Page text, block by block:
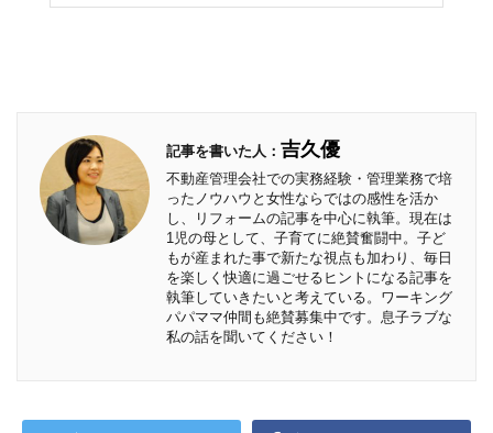
記事を書いた人： 吉久優
不動産管理会社での実務経験・管理業務で培
ったノウハウと女性ならではの感性を活か
し、リフォームの記事を中心に執筆。現在は
1児の母として、子育てに絶賛奮闘中。子ど
もが産まれた事で新たな視点も加わり、毎日
を楽しく快適に過ごせるヒントになる記事を
執筆していきたいと考えている。ワーキング
パパママ仲間も絶賛募集中です。息子ラブな
私の話を聞いてください！